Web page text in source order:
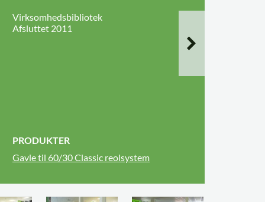
Virksomhedsbibliotek
Afsluttet 2011
PRODUKTER
Gavle til 60/30 Classic reolsystem